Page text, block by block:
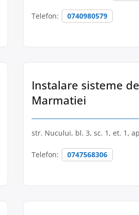
Telefon: 0740980579
Instalare sisteme
Marmatiei
str. Nucului, bl. 3, sc. 1, et. 1,
Telefon: 0747568306